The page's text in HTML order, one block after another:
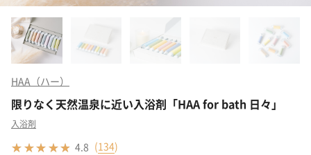
HAA（ハー）
限りなく天然温泉に近い入浴剤「HAA for bath 日々」
入浴剤
4.8 (134)